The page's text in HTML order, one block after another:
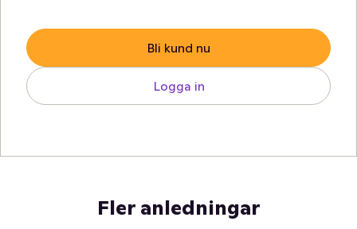
Bli kund nu
Logga in
Fler anledningar